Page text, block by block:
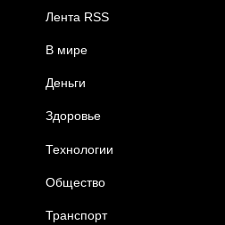
Лента RSS
В мире
Деньги
Здоровье
Технологии
Общество
Транспорт